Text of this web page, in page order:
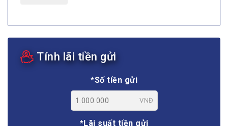
Tính lãi tiền gửi
*Số tiền gửi
VNĐ
*Lãi suất tiền gửi